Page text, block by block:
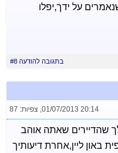
על ידך,יפלו
בתגובה להודעה #8
01/07/2013 20:14
, צפיות: 87
שהדיירים שאתה אוהב
באון ליין,אחרת דיעותיך